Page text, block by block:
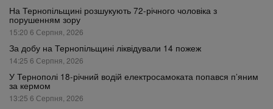
На Тернопільщині розшукують 72-річного чоловіка з
порушенням зору
15:20 6 Серпня, 2026
За добу на Тернопільщині ліквідували 14 пожеж
14:25 6 Серпня, 2026
У Тернополі 18-річний водій електросамоката попався п’яним
за кермом
13:25 6 Серпня, 2026